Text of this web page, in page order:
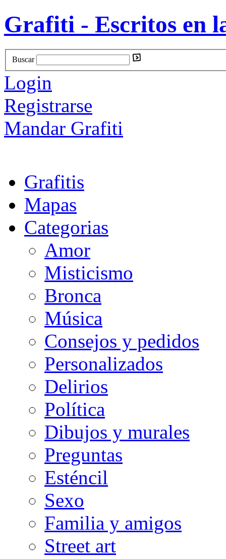
Grafiti - Escritos en
Buscar
Login
Registrarse
Mandar Grafiti
Grafitis
Mapas
Categorias
Amor
Misticismo
Bronca
Música
Consejos y pedidos
Personalizados
Delirios
Política
Dibujos y murales
Preguntas
Esténcil
Sexo
Familia y amigos
Street art